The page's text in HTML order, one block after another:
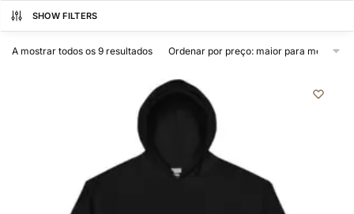
SHOW FILTERS
A mostrar todos os 9 resultados